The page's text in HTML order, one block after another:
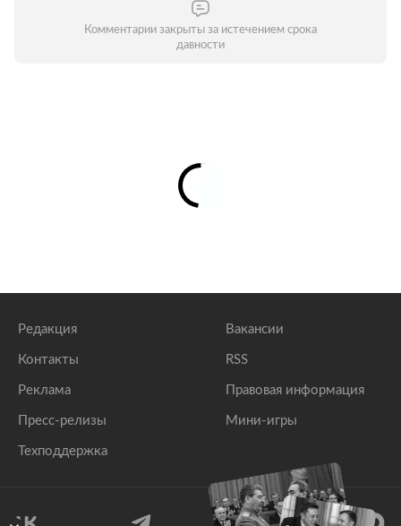
Комментарии закрыты за истечением срока
давности
Редакция
Контакты
Реклама
Пресс-релизы
Техподдержка
Вакансии
RSS
Правовая информация
Мини-игры